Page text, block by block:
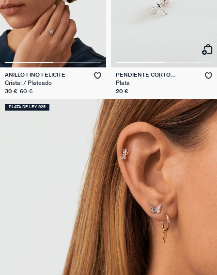
ANILLO FINO FELICITE
Cristal / Plateado
30 € 60 €
PENDIENTE CORTO
INDIVIDUAL LIBÉLULA MIX &
MATCH
Plata
20 €
PLATA DE LEY 925